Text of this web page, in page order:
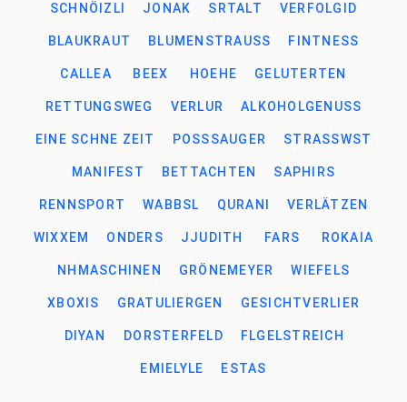
SCHNÖIZLI JONAK SRTALT VERFOLGID
BLAUKRAUT BLUMENSTRAUSS FINTNESS
CALLEA BEEX HOEHE GELUTERTEN
RETTUNGSWEG VERLUR ALKOHOLGENUSS
EINE SCHNE ZEIT POSSSAUGER STRASSWST
MANIFEST BETTACHTEN SAPHIRS
RENNSPORT WABBSL QURANI VERLÄTZEN
WIXXEM ONDERS JJUDITH FARS ROKAIA
NHMASCHINEN GRÖNEMEYER WIEFELS
XBOXIS GRATULIERGEN GESICHTVERLIER
DIYAN DORSTERFELD FLGELSTREICH
EMIELYLE ESTAS